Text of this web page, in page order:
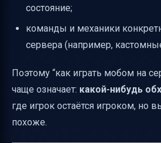
состояние;
команды и механики
сервера (например,
Поэтому “как играть мобом на
чаще означает: какой-нибудь
где игрок остаётся игроком, но
похоже.